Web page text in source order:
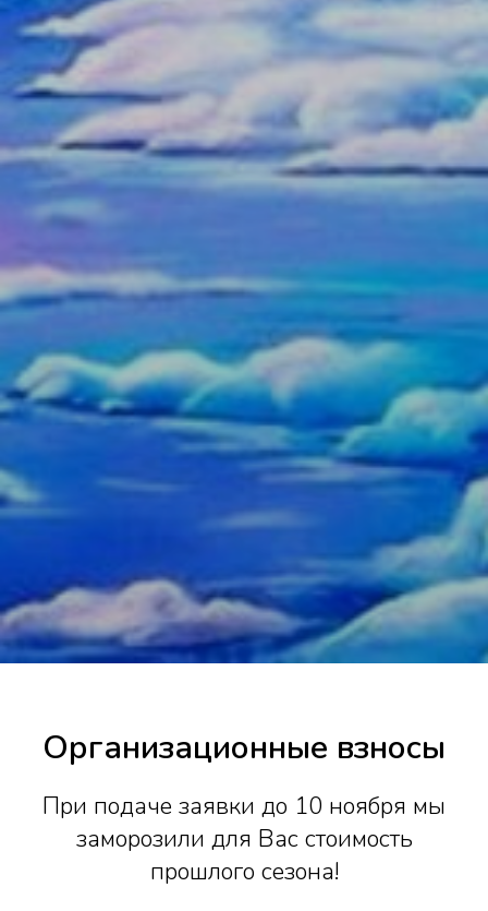
Организационные взносы
При подаче заявки до 10 ноября мы
заморозили для Вас стоимость
прошлого сезона!
Танцевальная Галактика 2016-2026
+7 (985) 414 94 96 (телеграм)
+7 (966) 977 9379 (МАХ)
Информация на сайте носит справочный характер и не
является публичной офертой. Условия участия смотрите в
Положении-Договоре фестиваля.